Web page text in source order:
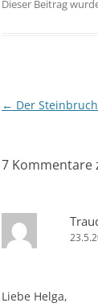
Dieser Beitrag
Beitragsnavigation
← Der Steinbruch
7 Kommentare
Liebe Helga,